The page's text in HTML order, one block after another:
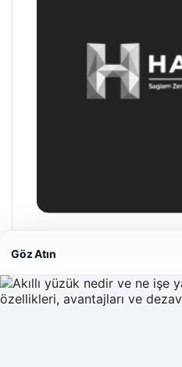
Hastaş Beton
Web sitemizi nasıl
Göz Atın